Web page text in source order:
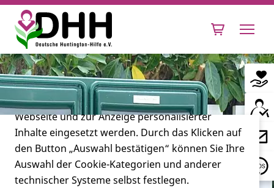
Leben mit Huntington
Forschung
Cookie-Einstellungen
Diese Webseite setzt verschiedene Cookies und
Tracking-Tools ein. Dies beinhaltet Cookies und
Tracking-Tools, die für den Betrieb der Webseite
technisch notwendig sind, die zu statistischen
Zwecken sowie zur besseren Bedienbarkeit der
Webseite und zur Anzeige personalisierter
Inhalte eingesetzt werden. Durch das Klicken auf
den Button „Auswahl bestätigen“ können Sie Ihre
Auswahl der Cookie-Kategorien und anderer
technischer Systeme selbst festlegen.